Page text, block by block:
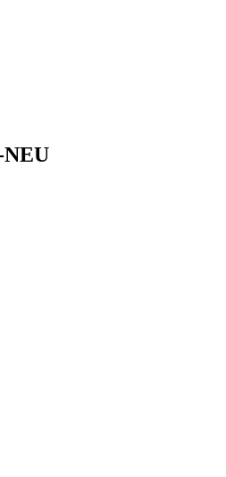
NEU